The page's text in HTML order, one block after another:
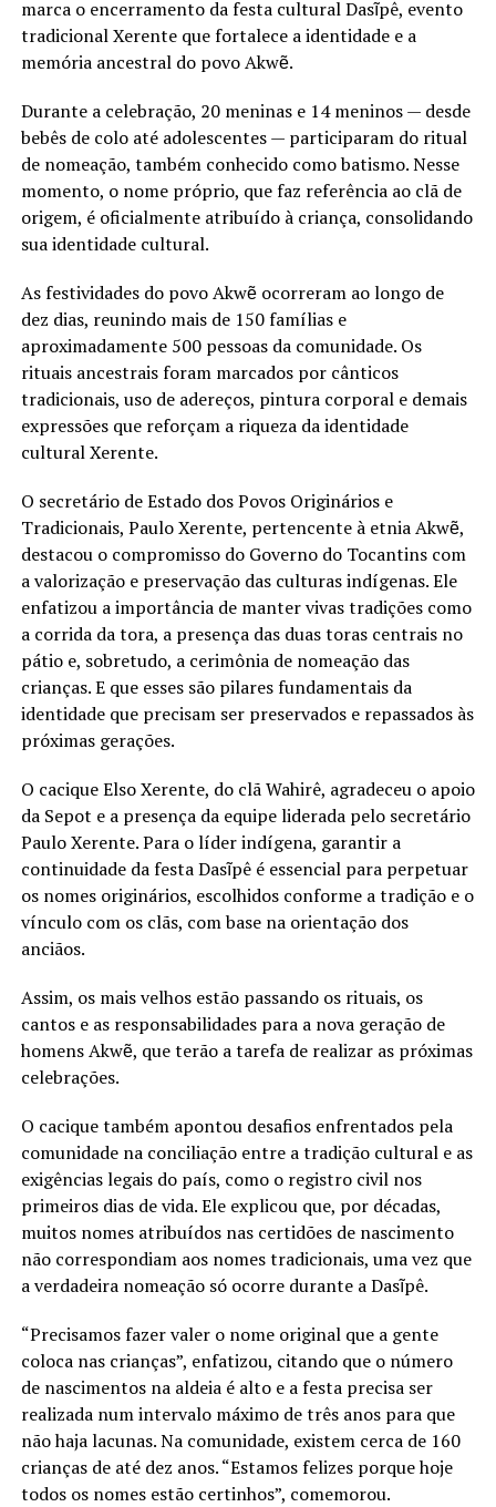
marca o encerramento da festa cultural Dasĩpê, evento
tradicional Xerente que fortalece a identidade e a
memória ancestral do povo Akwẽ.
Durante a celebração, 20 meninas e 14 meninos — desde
bebês de colo até adolescentes — participaram do ritual
de nomeação, também conhecido como batismo. Nesse
momento, o nome próprio, que faz referência ao clã de
origem, é oficialmente atribuído à criança, consolidando
sua identidade cultural.
As festividades do povo Akwẽ ocorreram ao longo de
dez dias, reunindo mais de 150 famílias e
aproximadamente 500 pessoas da comunidade. Os
rituais ancestrais foram marcados por cânticos
tradicionais, uso de adereços, pintura corporal e demais
expressões que reforçam a riqueza da identidade
cultural Xerente.
O secretário de Estado dos Povos Originários e
Tradicionais, Paulo Xerente, pertencente à etnia Akwẽ,
destacou o compromisso do Governo do Tocantins com
a valorização e preservação das culturas indígenas. Ele
enfatizou a importância de manter vivas tradições como
a corrida da tora, a presença das duas toras centrais no
pátio e, sobretudo, a cerimônia de nomeação das
crianças. E que esses são pilares fundamentais da
identidade que precisam ser preservados e repassados às
próximas gerações.
O cacique Elso Xerente, do clã Wahirê, agradeceu o apoio
da Sepot e a presença da equipe liderada pelo secretário
Paulo Xerente. Para o líder indígena, garantir a
continuidade da festa Dasĩpê é essencial para perpetuar
os nomes originários, escolhidos conforme a tradição e o
vínculo com os clãs, com base na orientação dos
anciãos.
Assim, os mais velhos estão passando os rituais, os
cantos e as responsabilidades para a nova geração de
homens Akwẽ, que terão a tarefa de realizar as próximas
celebrações.
O cacique também apontou desafios enfrentados pela
comunidade na conciliação entre a tradição cultural e as
exigências legais do país, como o registro civil nos
primeiros dias de vida. Ele explicou que, por décadas,
muitos nomes atribuídos nas certidões de nascimento
não correspondiam aos nomes tradicionais, uma vez que
a verdadeira nomeação só ocorre durante a Dasĩpê.
“Precisamos fazer valer o nome original que a gente
coloca nas crianças”, enfatizou, citando que o número
de nascimentos na aldeia é alto e a festa precisa ser
realizada num intervalo máximo de três anos para que
não haja lacunas. Na comunidade, existem cerca de 160
crianças de até dez anos. “Estamos felizes porque hoje
todos os nomes estão certinhos”, comemorou.